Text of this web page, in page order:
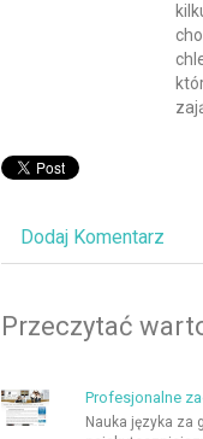
Dodaj Komentarz
Przeczytać
Profesjonalne
Nauka języka za